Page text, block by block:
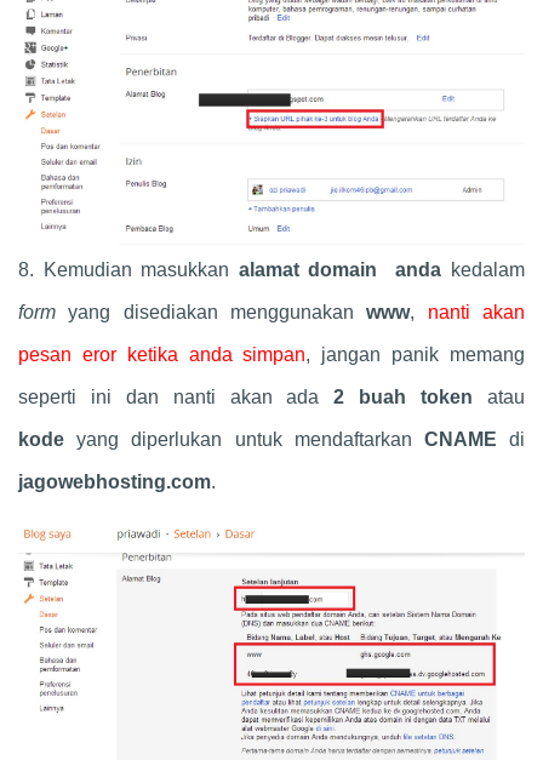
8. Kemudian masukkan alamat domain anda kedalam
formyang disediakan menggunakanwww, nanti akan
pesan eror ketika anda simpan, jangan panik memang
seperti ini dan nanti akan ada2 buah tokenatau
kodeyang diperlukan untuk mendaftarkan CNAMEdi
jagowebhosting.com.